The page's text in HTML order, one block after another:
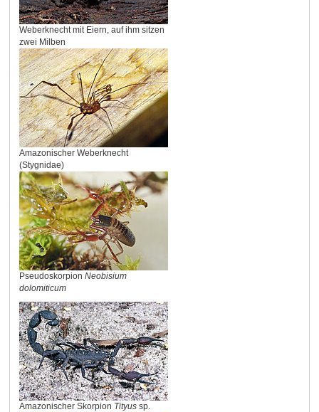
Weberknecht mit Eiern, auf ihm sitzen
zwei Milben
Amazonischer Weberknecht
(Stygnidae)
Pseudoskorpion Neobisium
dolomiticum
Amazonischer Skorpion Tityussp.